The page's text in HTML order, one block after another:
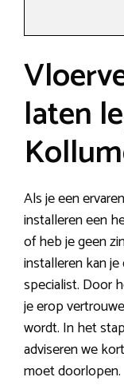
laten
Als je een
installeren een
of heb je geen
installeren kan
specialist. Door
je erop
wordt. In het
adviseren we
moet doorlopen.